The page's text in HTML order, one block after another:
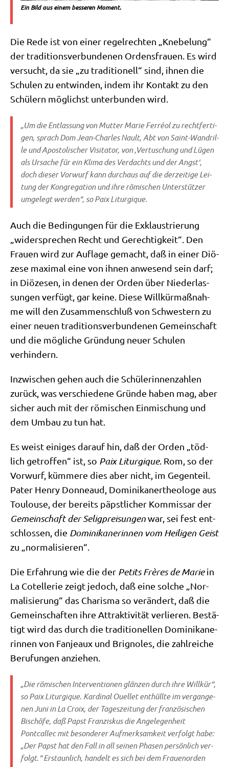
Ein Bild aus einem bes­se­ren Moment.
Die Rede ist von einer regel­rech­ten „Kne­be­lung“
der tra­di­ti­ons­ver­bun­de­nen Ordens­frau­en. Es wird
ver­sucht, da sie „zu tra­di­tio­nell“ sind, ihnen die
Schu­len zu ent­win­den, indem ihr Kon­takt zu den
Schü­lern mög­lichst unter­bun­den wird.
„Um die Ent­las­sung von Mut­ter Marie Fer­ré­ol zu recht­fer­ti­
gen, sprach Dom Jean-Charles Nault, Abt von Saint-Wandril­
le und Apo­sto­li­scher Visi­ta­tor, von ‚Ver­tu­schung und Lügen
als Ursa­che für ein Kli­ma des Ver­dachts und der Angst‘,
doch die­ser Vor­wurf kann durch­aus auf die der­zei­ti­ge Lei­
tung der Kon­gre­ga­ti­on und ihre römi­schen Unter­stüt­zer
umge­legt wer­den“, soPaix Lit­ur­gi­que.
Auch die Bedin­gun­gen für die Exklau­strie­rung
„wider­spre­chen Recht und Gerech­tig­keit“. Den
Frau­en wird zur Auf­la­ge gemacht, daß in einer Diö­
ze­se maxi­mal eine von ihnen anwe­send sein darf;
in Diö­ze­sen, in denen der Orden über Nie­der­las­
sun­gen ver­fügt, gar kei­ne. Die­se Will­kür­maß­nah­
me will den Zusam­men­schluß von Schwe­stern zu
einer neu­en tra­di­ti­ons­ver­bun­de­nen Gemein­schaft
und die mög­li­che Grün­dung neu­er Schu­len
verhindern.
Inzwi­schen gehen auch die Schü­le­rin­nen­zah­len
zurück, was ver­schie­de­ne Grün­de haben mag, aber
sicher auch mit der römi­schen Ein­mi­schung und
dem Umbau zu tun hat.
Es weist eini­ges dar­auf hin, daß der Orden „töd­
lich getrof­fen“ ist, so Paix Lit­ur­gi­que. Rom, so der
Vor­wurf, küm­me­re dies aber nicht, im Gegen­teil.
Pater Hen­ry Don­ne­aud, Domi­ni­ka­ner­theo­lo­ge aus
Tou­lou­se, der bereits päpst­li­cher Kom­mis­sar der
Gemein­schaft der Selig­prei­sun­genwar, sei fest ent­
schlos­sen, die Domi­ni­ka­ne­rin­nen vom Hei­li­gen Geist
zu „nor­ma­li­sie­ren“.
Die Erfah­rung wie die der Petits Frè­res de Mariein
La Cotel­le­rie zeigt jedoch, daß eine sol­che „Nor­
ma­li­sie­rung“ das Cha­ris­ma so ver­än­dert, daß die
Gemein­schaf­ten ihre Attrak­ti­vi­tät ver­lie­ren. Bestä­
tigt wird das durch die tra­di­tio­nel­len Domi­ni­ka­ne­
rin­nen von Fan­jeaux und Bri­gno­les, die zahl­rei­che
Beru­fun­gen anziehen.
„Die römi­schen Inter­ven­tio­nen glän­zen durch ihre Will­kür“,
soPaix Lit­ur­gi­que. Kar­di­nal Ouel­let ent­hüll­te im ver­gan­ge­
nen Juni inLa Croix, der Tages­zei­tung der fran­zö­si­schen
Bischö­fe, daß Papst Fran­zis­kus die Ange­le­gen­heit
Pontcallec mit beson­de­rer Auf­merk­sam­keit ver­folgt habe:
„Der Papst hat den Fall in all sei­nen Pha­sen per­sön­lich ver­
folgt.“ Erstaun­lich, han­delt es sich bei dem Frau­en­or­den